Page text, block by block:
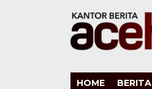
HOME BERITA